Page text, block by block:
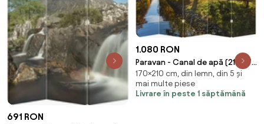
691 RON
1.080 RON
Paravan - Canal de apă (210x170
cm)
170×210 cm, din lemn, din 5 și
mai multe piese
Livrare în peste 1 săptămână